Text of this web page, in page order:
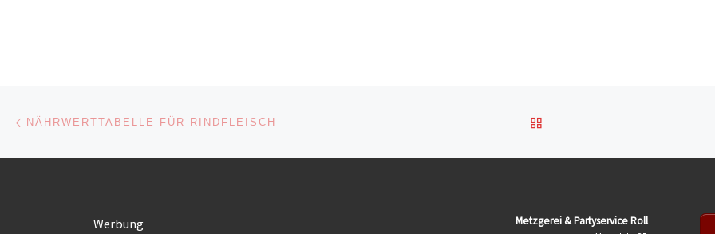
Beitragsnavigation
NÄHRWERTTABELLE FÜR RINDFLEISCH
Werbung
Metzgerei & Partyservice Roll